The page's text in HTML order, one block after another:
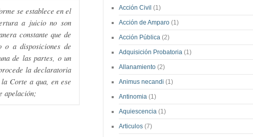
Acción Civil (1)
Acción de Amparo (1)
Acción Pública (2)
Adquisición Probatoria (1)
Allanamiento (2)
Animus necandi (1)
Antinomia (1)
Aquiescencia (1)
Articulos (7)
se establece en el
a juicio no son
constante que de
o a disposiciones de
de las partes, o un
la declaratoria
Corte a qua, en ese
apelación;